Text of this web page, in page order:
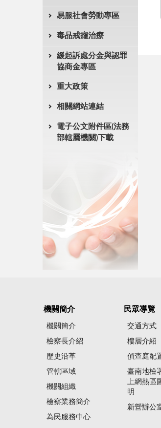
易服社會勞動專區
毒品戒癮治療
緩起訴處分金與認罪
協商金專區
重大政策
相關網站連結
電子公文附件區(法務
部轄屬機關)下載
機關簡介
機關簡介
檢察長介紹
歷史沿革
管轄區域
機關組織
檢察業務簡介
為民服務中心
民眾導覽
交通方式
樓層介紹
偵查庭配
臺南地檢
上網熱區
明
新營辦公